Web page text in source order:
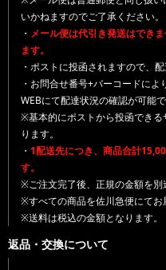
いかねますのでご了承ください。
・ メール便は代引き発送はでき
ます。
・ポストに投函されますので、
・お問合せ番号+バーコードに
WEBにて配達状況の確認が可能で
※基本的にポストから投函でき
ります。
・ 1配送先につき、商品合計
す。
※ご注文完了後、正規の金額を別
※すべての商品を佐川急便にてお
※送料は税込の金額となります。
返品・交換について